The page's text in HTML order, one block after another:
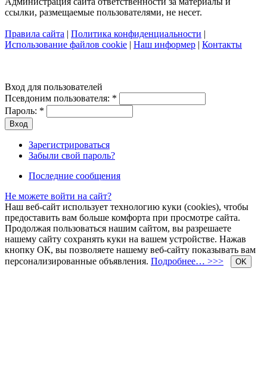
ссылки, размещаемые пользователями, не несет.
Правила сайта | Политика конфиденциальности |
Использование файлов cookie | Наш информер | Контакты
Вход для пользователей
Псевдоним пользователя: *
Пароль: *
Зарегистрироваться
Забыли свой пароль?
Последние сообщения
Не можете войти на сайт?
Наш веб-сайт использует технологию куки (cookies), чтобы
предоставить вам больше комфорта при просмотре сайта.
Продолжая пользоваться нашим сайтом, вы разрешаете
нашему сайту сохранять куки на вашем устройстве. Нажав
кнопку ОК, вы позволяете нашему веб-сайту показывать вам
персонализированные объявления. Подробнее… >>> OK